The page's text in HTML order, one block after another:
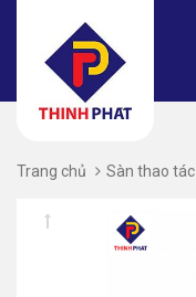
Trang chủ Sàn thao tác